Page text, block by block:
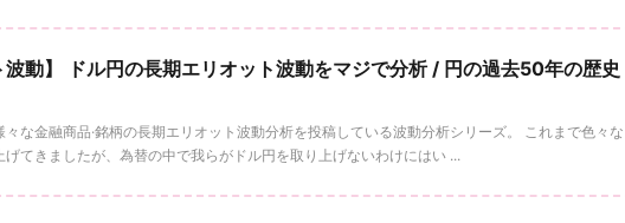
波動】 ドル円の長期エリオット波動をマジで分析 / 円の過去50年の歴史
々な金融商品·銘柄の長期エリオット波動分析を投稿している波動分析シリーズ。 これまで色々な
げてきましたが、為替の中で我らがドル円を取り上げないわけにはい ...